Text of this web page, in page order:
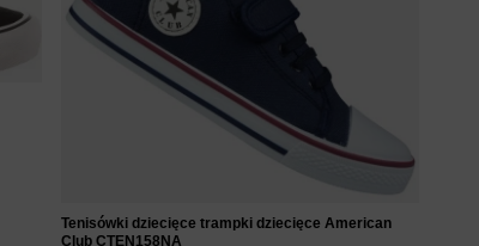
Tenisówki dziecięce trampki dziecięce American
Club CTEN158NA